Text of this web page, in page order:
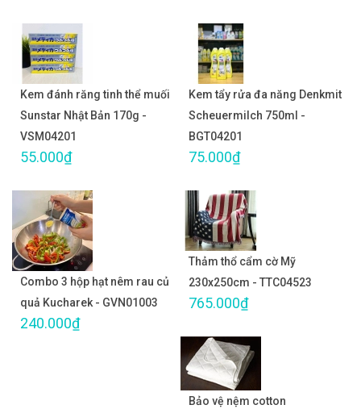
Kem đánh răng tinh thể muối
Sunstar Nhật Bản 170g -
VSM04201
55.000₫
Kem tẩy rửa đa năng Denkmit
Scheuermilch 750ml -
BGT04201
75.000₫
Combo 3 hộp hạt nêm rau củ
quả Kucharek - GVN01003
240.000₫
Thảm thổ cẩm cờ Mỹ
230x250cm - TTC04523
765.000₫
Bảo vệ nệm cotton